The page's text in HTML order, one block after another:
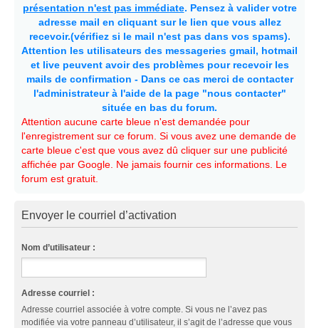
présentation n'est pas immédiate. Pensez à valider votre
adresse mail en cliquant sur le lien que vous allez
recevoir.(vérifiez si le mail n'est pas dans vos spams).
Attention les utilisateurs des messageries gmail, hotmail
et live peuvent avoir des problèmes pour recevoir les
mails de confirmation - Dans ce cas merci de contacter
l'administrateur à l'aide de la page "nous contacter"
située en bas du forum.
Attention aucune carte bleue n'est demandée pour
l'enregistrement sur ce forum. Si vous avez une demande de
carte bleue c'est que vous avez dû cliquer sur une publicité
affichée par Google. Ne jamais fournir ces informations. Le
forum est gratuit.
Envoyer le courriel d’activation
Nom d’utilisateur :
Adresse courriel :
Adresse courriel associée à votre compte. Si vous ne l’avez pas
modifiée via votre panneau d’utilisateur, il s’agit de l’adresse que vous